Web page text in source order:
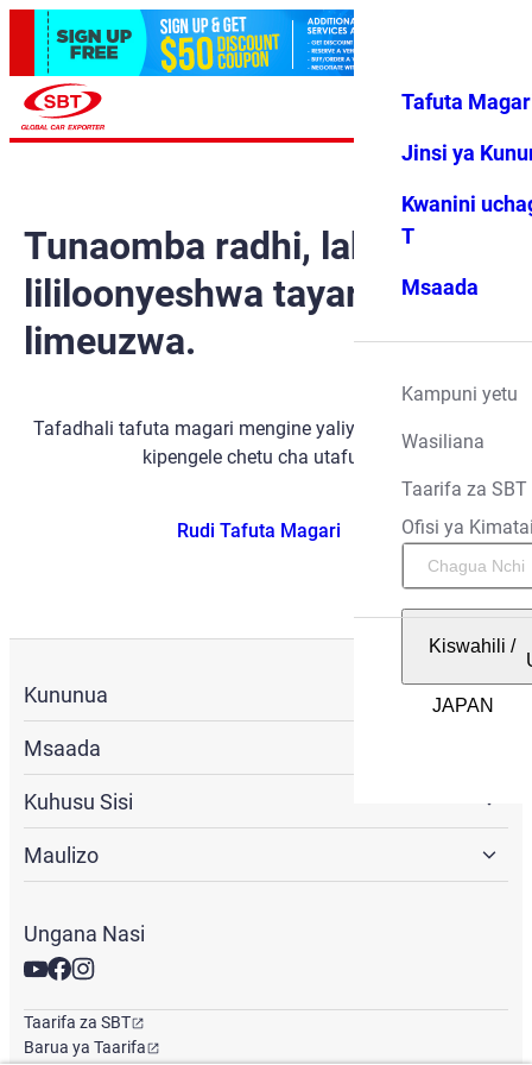
Vipendwa
Menyu
Tafuta
Jinsi ya
Kwanini
T
Msaada
Kampuni yetu
Wasiliana
Taarifa za SBT
Ofisi ya
Kiswahili /
Tunaomba radhi, lakini gari
lililoonyeshwa tayari
limeuzwa.
Tafadhali tafuta magari mengine yaliyopo kwa kutumia
kipengele chetu cha utafutaji.
Rudi Tafuta Magari
Kununua
Msaada
Kuhusu Sisi
Maulizo
Ungana Nasi
Taarifa za SBT
Barua ya Taarifa